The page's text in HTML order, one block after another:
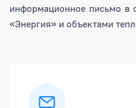
информационное письмо в
«Энергия» и объектами